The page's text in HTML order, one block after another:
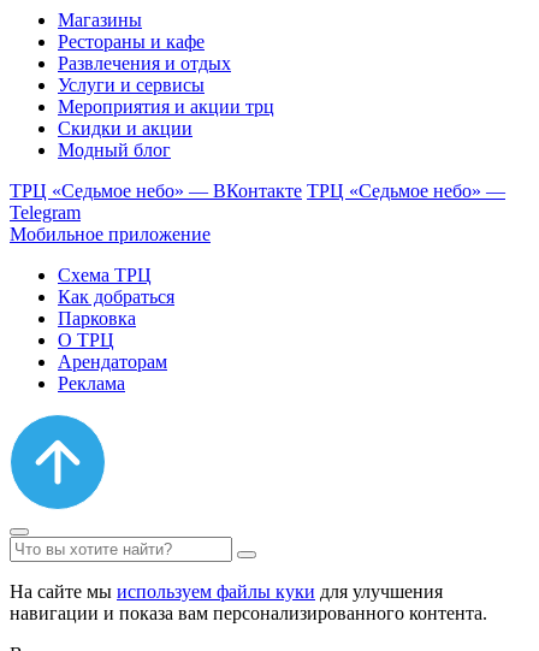
Магазины
Рестораны и кафе
Развлечения и отдых
Услуги и сервисы
Мероприятия и акции трц
Скидки и акции
Модный блог
ТРЦ «Седьмое небо» — ВКонтакте ТРЦ «Седьмое небо» —
Telegram
Мобильное приложение
Схема ТРЦ
Как добраться
Парковка
О ТРЦ
Арендаторам
Реклама
На сайте мы используем файлы куки для улучшения
навигации и показа вам персонализированного контента.